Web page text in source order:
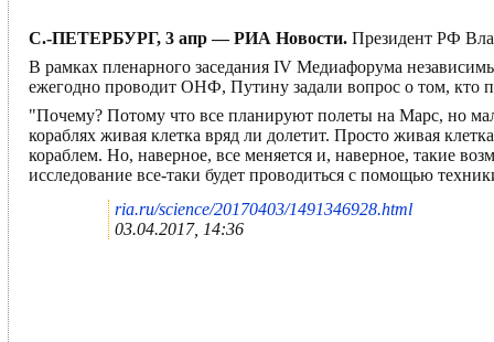
С.-ПЕТЕРБУРГ, 3 апр — РИА Новости. Президент РФ
В рамках пленарного заседания IV Медиафорума
ежегодно проводит ОНФ, Путину задали вопрос о том, кто
"Почему? Потому что все планируют полеты на Марс, но
кораблях живая клетка вряд ли долетит. Просто живая
кораблем. Но, наверное, все меняется и, наверное, такие
исследование все-таки будет проводиться с помощью
ria.ru/science/20170403/1491346928.html
03.04.2017, 14:36